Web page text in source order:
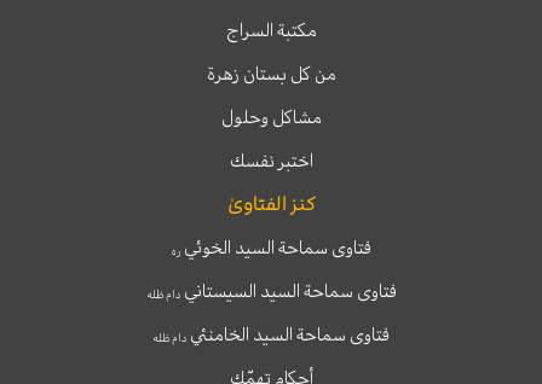
مكتبة السراج
من كل بستان زهرة
مشاكل وحلول
اختبر نفسك
كنز الفتاوىٰ
فتاوى سماحة السيد الخوئيره
فتاوى سماحة السيد السيستانيدام ظله
فتاوى سماحة السيد الخامنئي دام ظله
أحكام تهمّك